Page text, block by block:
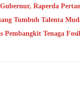
Raperda
Tumbuh Talenta
Pembangkit Tenaga